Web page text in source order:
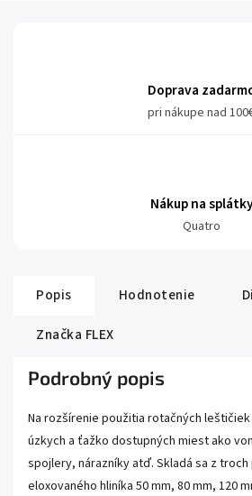
Doprava
pri nákupe nad
Nákup na
Quatro
Popis Hodnotenie
Značka FLEX
Podrobný popis
Na rozšírenie použitia rotačných
úzkych a ťažko dostupných miest ako
spojlery, nárazníky atď. Skladá sa z
eloxovaného hliníka 50 mm, 80 mm, 120